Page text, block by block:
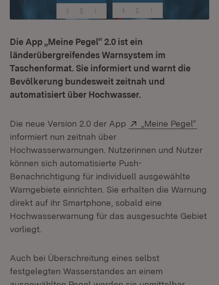
Die App „Meine Pegel“ 2.0 ist ein
länderübergreifendes Warnsystem im
Taschenformat. Sie informiert und warnt die
Bevölkerung bundesweit zeitnah und
automatisiert über Hochwasser.
Die neue Version 2.0 der App Extern:
„Meine Pegel“
informiert nun zeitnah über
Hochwasserwarnungen. Nutzerinnen und Nutzer
können sich automatisierte Push-
Benachrichtigung für individuell ausgewählte
Warngebiete einrichten. Sie erhalten die Warnung
direkt auf ihr Smartphone, sobald eine
Hochwasserwarnung für das ausgesuchte Gebiet
vorliegt.
Auch bei Überschreitung eines selbst
festgelegten Wasserstandes an einem